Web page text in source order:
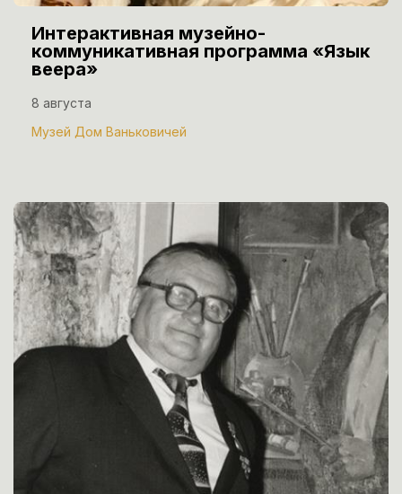
Интерактивная музейно-
коммуникативная программа «Язык
веера»
8 августа
Музей Дом Ваньковичей